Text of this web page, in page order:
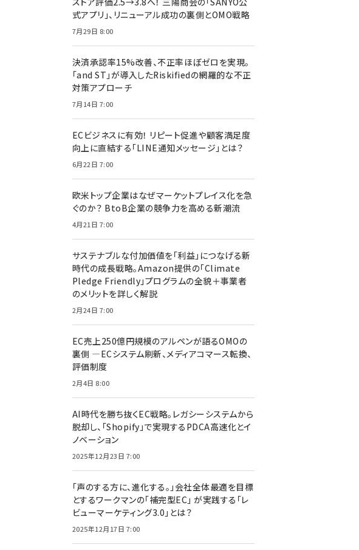
式アプリ」、リニューアル成功の裏側とOMO戦略
7月29日 8:00
決済承認率15%改善、不正率ほぼゼロを実現。
「and ST」が導入したRiskifiedの網羅的な不正
対策アプローチ
7月14日 7:00
ECビジネスに有効！ リピート促進や顧客満足度
向上に直結する「LINE通知メッセージ」とは？
6月22日 7:00
欧米トップ企業はなぜマーケットプレイス化を急
ぐのか？ BtoB企業の競争力を高める新潮流
4月21日 7:00
サステナブルな付加価値を「利益」につなげる新
時代の成長戦略。Amazon提供の「Climate
Pledge Friendly」プログラムの全貌＋事業者
のメリットを詳しく解説
2月24日 7:00
EC売上250億円規模のアルペンが語るOMOの
裏側 ―ECシステム刷新、メディアコマース転換、
評価制度
2月4日 8:00
AI時代を勝ち抜くEC戦略。レガシーシステムから
脱却し、「Shopify」で実現するPDCA高速化とイ
ノベーション
2025年12月23日 7:00
「声のする方に、進化する。」会社全体最適を目標
とするワークマンの「補完型EC」 が実践する「レ
ビューマーケティング3.0」とは？
2025年12月17日 7:00